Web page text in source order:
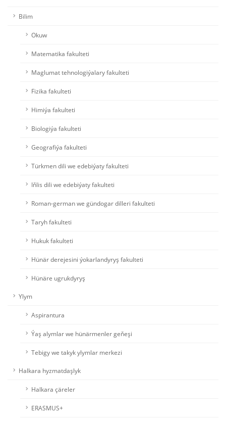
Bilim
Okuw
Matematika fakulteti
Maglumat tehnologiýalary fakulteti
Fizika fakulteti
Himiýa fakulteti
Biologiýa fakulteti
Geografiýa fakulteti
Türkmen dili we edebiýaty fakulteti
Iňlis dili we edebiýaty fakulteti
Roman-german we gündogar dilleri fakulteti
Taryh fakulteti
Hukuk fakulteti
Hünär derejesini ýokarlandyryş fakulteti
Hünäre ugrukdyryş
Ylym
Aspirantura
Ýaş alymlar we hünärmenler geňeşi
Tebigy we takyk ylymlar merkezi
Halkara hyzmatdaşlyk
Halkara çäreler
ERASMUS+